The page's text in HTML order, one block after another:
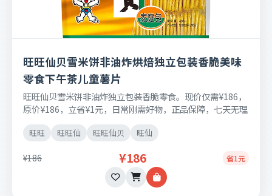
旺旺仙贝雪米饼非油炸烘焙独立包装香脆美味
零食下午茶儿童薯片
旺旺仙贝雪米饼非油炸独立包装香脆零食。现价仅需¥186，
原价¥186，立省¥1元，日常刚需好物，正品保障，七天无理
旺旺 旺旺仙 旺旺仙贝 旺仙
¥186 ¥186 省1元